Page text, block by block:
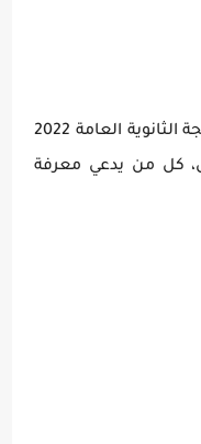
قال الدكتور طارق شوقى وزير التربية والتعليم والتعليم: أعلنا بكل وضوح أن إعلان نتيجة الثانوية العامة 2022
كل من يدعي معرفة